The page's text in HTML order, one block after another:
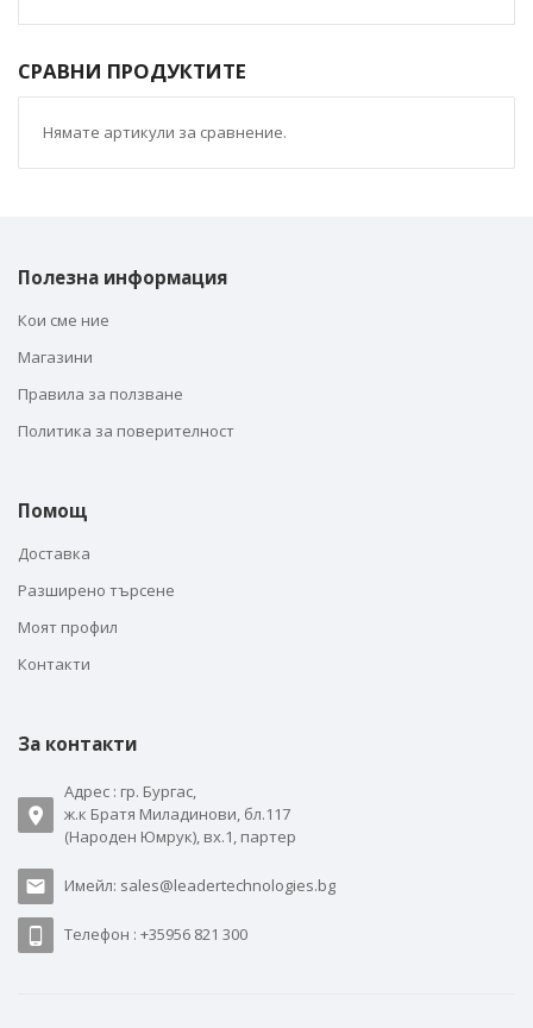
СРАВНИ ПРОДУКТИТЕ
Нямате артикули за сравнение.
Полезна информация
Кои сме ние
Магазини
Правила за ползване
Политика за поверителност
Помощ
Доставка
Разширено търсене
Моят профил
Контакти
За контакти
Адрес : гр. Бургас,
ж.к Братя Миладинови, бл.117
(Народен Юмрук), вх.1, партер
Имейл: sales@leadertechnologies.bg
Телефон : +35956 821 300